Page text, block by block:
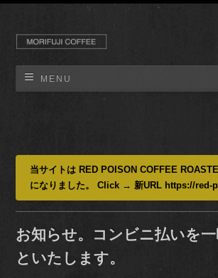
MENU
当サイトは RED POISON COFFEE
になりました。 Click → 新URL https://red-
お知らせ。コンビニ払いを
といたします。